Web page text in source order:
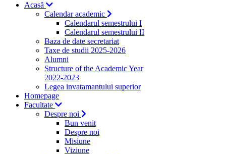
Acasă
Calendar academic
Calendarul semestrului I
Calendarul semestrului II
Baza de date secretariat
Taxe de studii 2025-2026
Alumni
Structure of the Academic Year
2022-2023
Legea invatamantului superior
Homepage
Facultate
Despre noi
Bun venit
Despre noi
Misiune
Viziune